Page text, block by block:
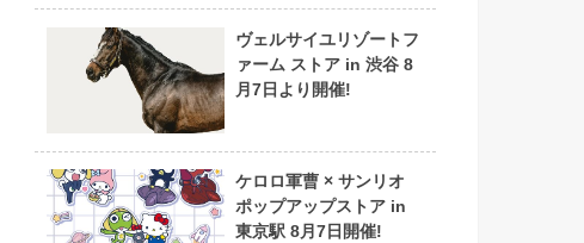
ヴェルサイユリゾートフ
ァーム ストア in 渋谷 8
月7日より開催!
ケロロ軍曹 × サンリオ
ポップアップストア in
東京駅 8月7日開催!